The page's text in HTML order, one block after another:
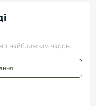
найближчим часом.